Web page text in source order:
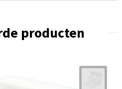
producten